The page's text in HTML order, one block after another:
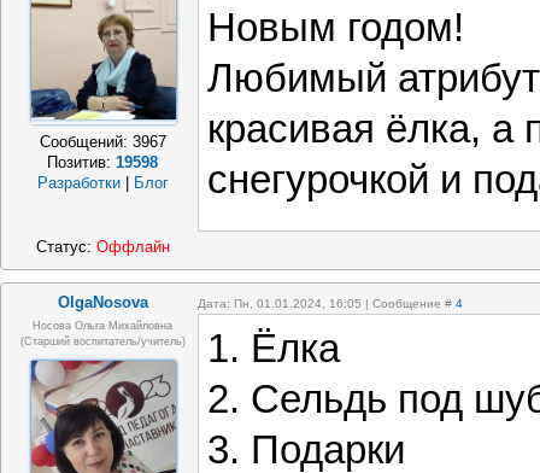
Сообщений: 3967
Позитив:19598
Разработки
Блог
Новым годом!
Любимый
красивая ёлка, а
снегурочкой и
Статус: Оффлайн
OlgaNosova Дата: Пн, 01.01.2024, 16:05 | Сообщение # 4
Носова Ольга Михайловна
(старший воспитатель/учитель)
1. Ёлка
2. Сельдь под
3. Подарки